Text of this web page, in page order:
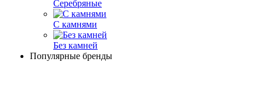
Серебряные
С камнями
Без камней
Популярные бренды